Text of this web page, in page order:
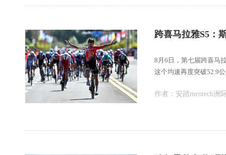
跨喜马拉雅S5：
8月6日，第七届跨喜马
这个均速再度突破52.9
作者： 安踏mentech洲